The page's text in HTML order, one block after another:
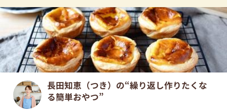
長田知恵（つき）の“繰り返し作りたくな
る簡単おやつ”